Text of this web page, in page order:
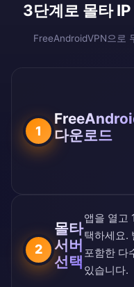
3단계로 몰타
FreeAndroidVPN으로
1
다운로드
2
몰타
서버
선택
앱을 열고
택하세요.
포함한 다
있습니다.